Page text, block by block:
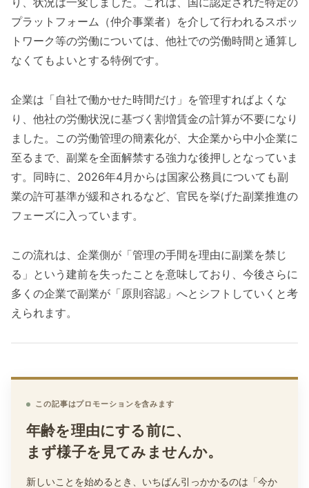
プラットフォーム（仲介事業者）を介して行われるスポッ
トワーク等の労働については、他社での労働時間と通算し
なくてもよいとする特例です。
企業は「自社で働かせた時間だけ」を管理すればよくな
り、他社の労働状況に基づく割増賃金の計算が不要になり
ました。この労働管理の簡素化が、大企業から中小企業に
至るまで、副業を全面解禁する強力な後押しとなっていま
す。同時に、2026年4月からは国家公務員についても副
業の許可基準が緩和されるなど、官民を挙げた副業推進の
フェーズに入っています。
この流れは、企業側が「管理の手間を理由に副業を禁じ
る」という建前を失ったことを意味しており、今後さらに
多くの企業で副業が「原則容認」へとシフトしていくと考
えられます。
この記事はプロモーションを含みます
年齢を理由にする前に、
まず様子を見てみませんか。
新しいことを始めるとき、いちばん引っかかるのは「今か